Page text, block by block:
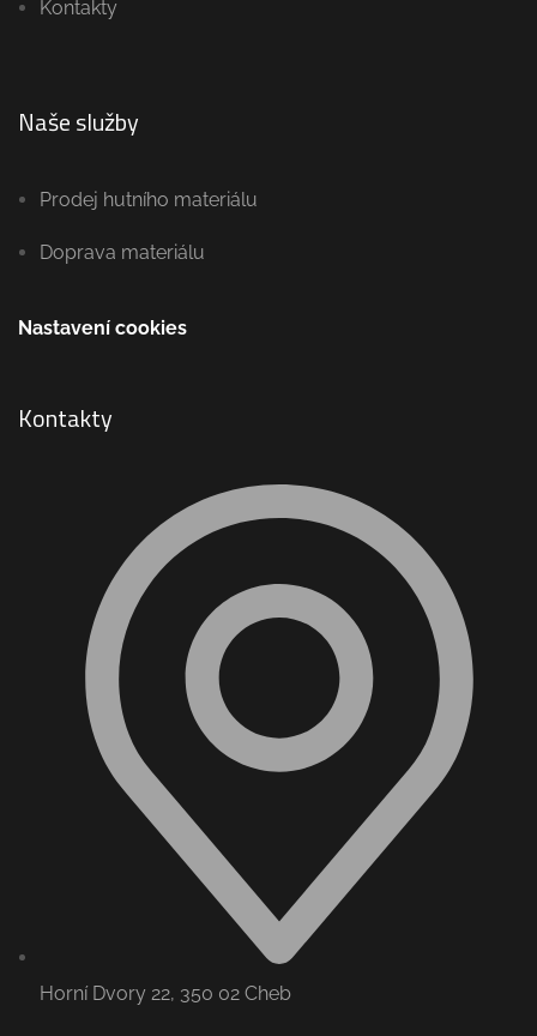
Kontakty
Naše služby
Prodej hutního materiálu
Doprava materiálu
Nastavení cookies
Kontakty
Horní Dvory 22, 350 02 Cheb